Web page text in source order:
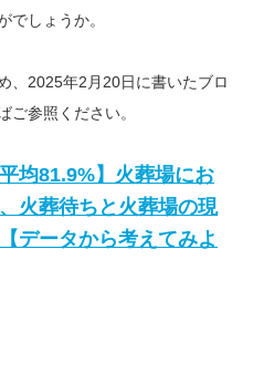
でしょうか。
、2025年2月20日に書いたブロ
ご参照ください。
均81.9%】火葬場にお
火葬待ちと火葬場の現
データから考えてみよ